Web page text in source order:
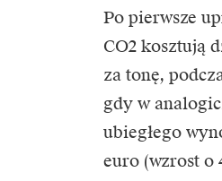
Po pierwsze
CO2 kosztują
za tonę,
gdy w
ubiegłego
euro (wzrost o